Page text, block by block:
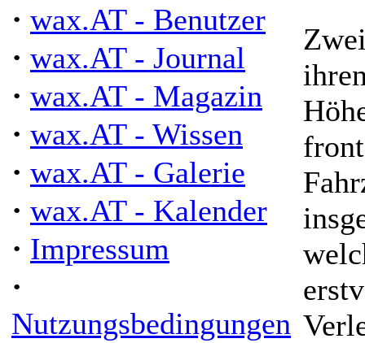
· wax.AT - Benutzer
· wax.AT - Journal
· wax.AT - Magazin
· wax.AT - Wissen
· wax.AT - Galerie
· wax.AT - Kalender
· Impressum
·
Nutzungsbedingungen